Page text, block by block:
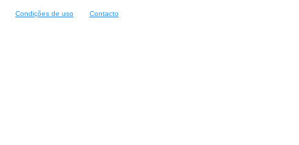
Condições de uso Contacto